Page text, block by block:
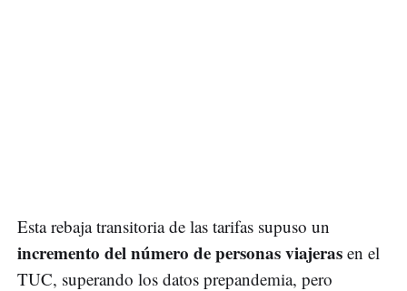
Esta rebaja transitoria de las tarifas supuso un
incremento del número de personas viajeras en el
TUC, superando los datos prepandemia, pero